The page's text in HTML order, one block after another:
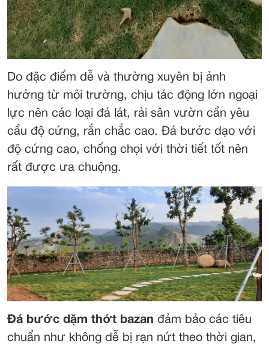
Do đặc điểm dễ và thường xuyên bị ảnh
hưởng từ môi trường, chịu tác động lớn ngoại
lực nên các loại đá lát, rải sân vườn cần yêu
cầu độ cứng, rắn chắc cao. Đá bước dạo với
độ cứng cao, chống chọi với thời tiết tốt nên
rất được ưa chuộng.
Đá bước dặm thớt bazan đảm bảo các tiêu
chuẩn như không dễ bị rạn nứt theo thời gian,